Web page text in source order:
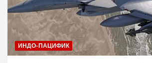
ИНДО-ПАЦИФИК